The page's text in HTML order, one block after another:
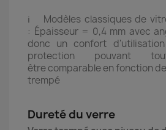
ℹ️ Modèles classiques de
: Épaisseur = 0,4 mm avec
donc un confort
protection pouvant
être comparable en fonction
trempé
Dureté du verre